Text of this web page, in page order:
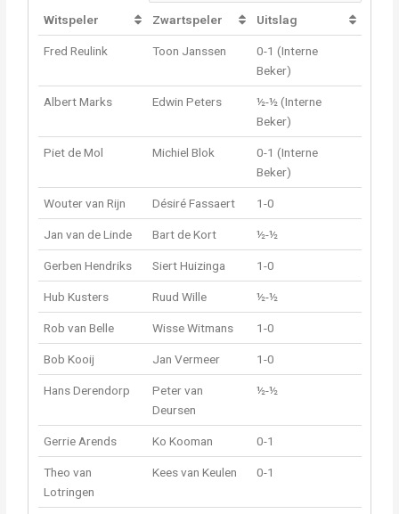
Witspeler Zwartspeler Uitslag
Fred Reulink Toon Janssen
0-1 (Interne
Beker)
Albert Marks Edwin Peters
½-½ (Interne
Beker)
Piet de Mol Michiel Blok
0-1 (Interne
Beker)
Wouter van Rijn Désiré Fassaert 1-0
Jan van de Linde Bart de Kort ½-½
Gerben Hendriks Siert Huizinga 1-0
Hub Kusters Ruud Wille ½-½
Rob van Belle Wisse Witmans 1-0
Bob Kooij Jan Vermeer 1-0
Hans Derendorp
Peter van
Deursen
½-½
Gerrie Arends Ko Kooman 0-1
Theo van
Lotringen
Kees van Keulen 0-1